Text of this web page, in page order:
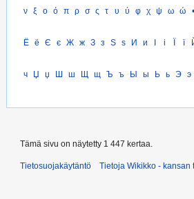
ν ξ ο ό π ρ σ ς τ υ ύ φ χ ψ ω ώ •
Ё ё Є є Ж ж З з Ѕ ѕ И и І і Ї ї
ч Џ џ Ш ш Щ щ Ъ ъ Ы ы Ь ь Э э
Tämä sivu on näytetty 1 447 kertaa.
Tietosuojakäytäntö Tietoja Wikikko - kansan